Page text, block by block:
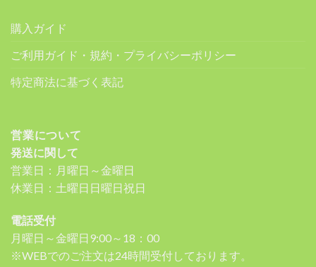
購入ガイド
ご利用ガイド・規約・プライバシーポリシー
特定商法に基づく表記
営業について
発送に関して
営業日：月曜日～金曜日
休業日：土曜日日曜日祝日
電話受付
月曜日～金曜日9:00～18：00
※WEBでのご注文は24時間受付しております。